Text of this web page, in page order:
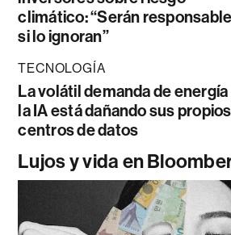
climático: “Serán
si lo ignoran”
TECNOLOGÍA
La volátil demanda de energía
la IA está dañando sus propios
centros de datos
Lujos y vida en